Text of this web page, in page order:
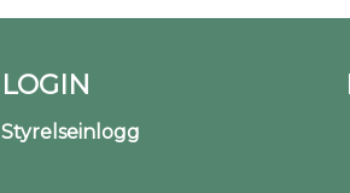
LOGIN
Styrelseinlogg